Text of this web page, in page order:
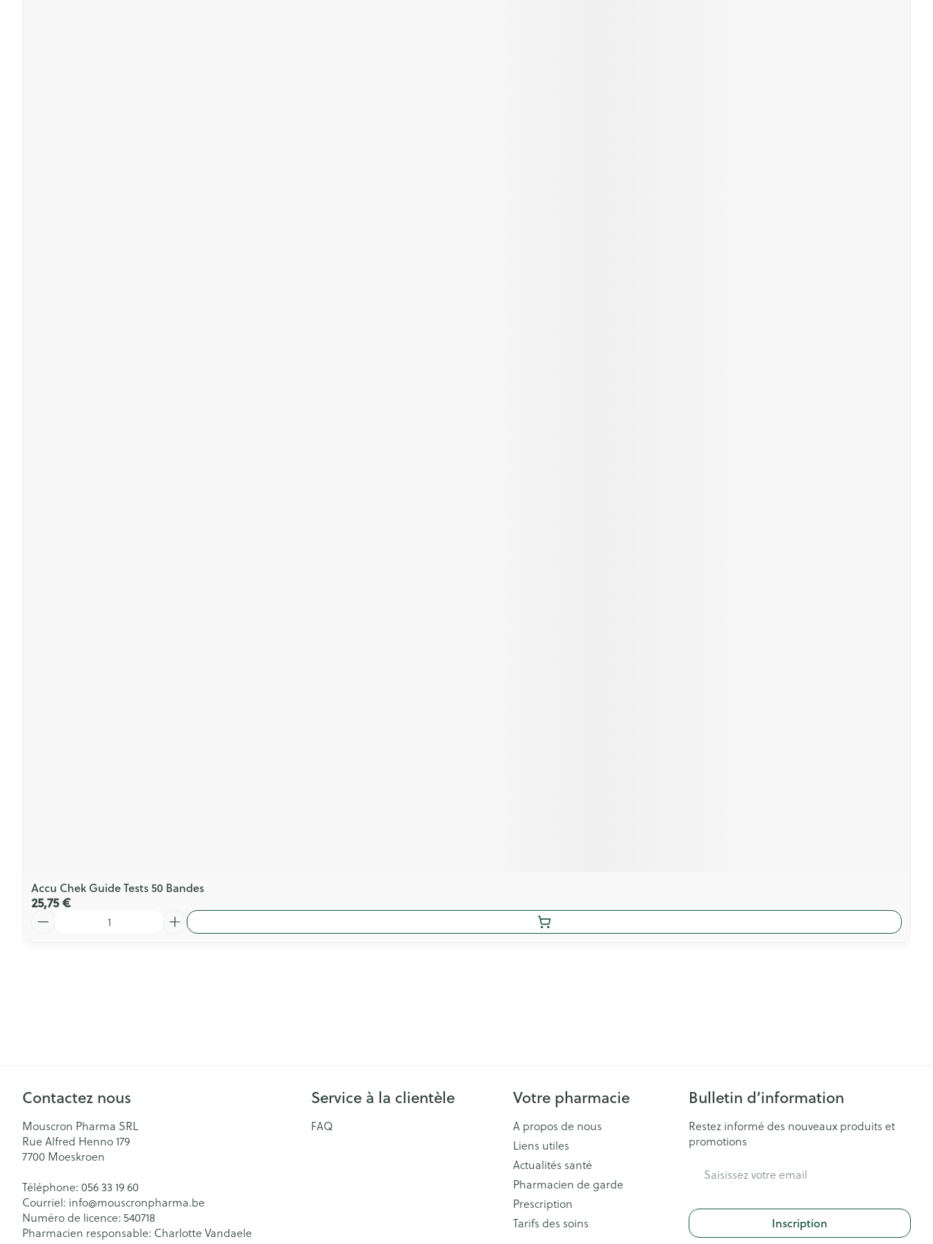
Accu Chek Guide Tests 50 Bandes
25,75 €
Contactez nous
Mouscron Pharma SRL
Rue Alfred Henno 179
7700 Moeskroen
Téléphone: 056 33 19 60
Courriel: info@mouscronpharma.be
Numéro de licence: 540718
Pharmacien responsable: Charlotte Vandaele
Service à la clientèle
FAQ
Votre pharmacie
A propos de nous
Liens utiles
Actualités santé
Pharmacien de garde
Prescription
Tarifs des soins
Bulletin d’information
Restez informé des nouveaux produits et
promotions
Inscription